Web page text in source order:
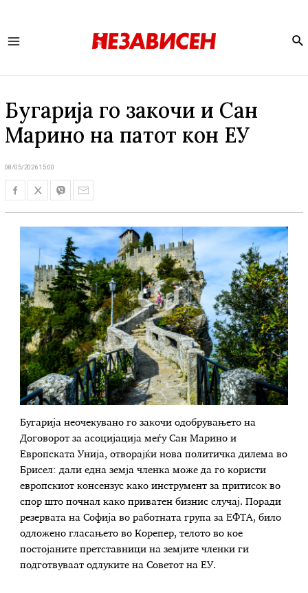
Бугарија го закочи и Сан
Марино на патот кон ЕУ
08/05/2026 15:00
Бугарија неочекувано го закочи одобрувањето на
Договорот за асоцијација меѓу Сан Марино и
Европската Унија, отворајќи нова политичка дилема во
Брисел: дали една земја членка може да го користи
европскиот консензус како инструмент за притисок во
спор што почнал како приватен бизнис случај. Поради
резервата на Софија во работната група за ЕФТА, било
одложено гласањето во Корепер, телото во кое
постојаните претставници на земјите членки ги
подготвуваат одлуките на Советот на ЕУ.